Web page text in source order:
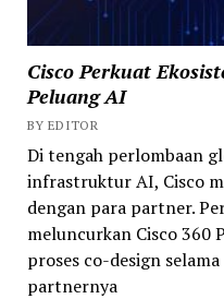
Cisco Perkuat
Peluang AI
BY EDITOR
Di tengah perlombaan
infrastruktur AI, Cisco
dengan para partner.
meluncurkan Cisco 360
proses co-design
partnernya